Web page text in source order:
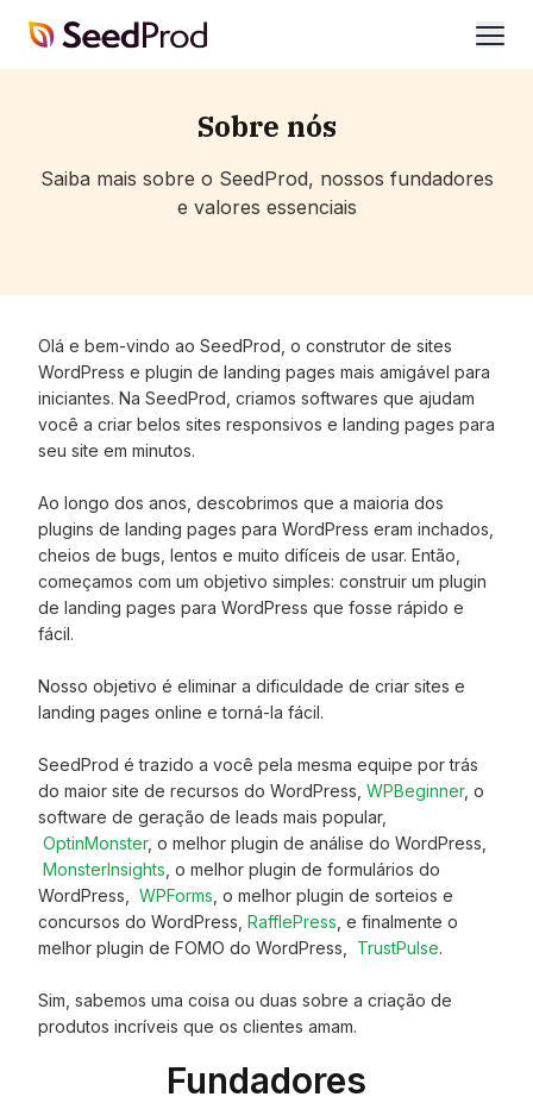
SeedProd
Sobre nós
Saiba mais sobre o SeedProd, nossos fundadores
e valores essenciais
Olá e bem-vindo ao SeedProd, o construtor de sites
WordPress e plugin de landing pages mais amigável para
iniciantes. Na SeedProd, criamos softwares que ajudam
você a criar belos sites responsivos e landing pages para
seu site em minutos.
Ao longo dos anos, descobrimos que a maioria dos
plugins de landing pages para WordPress eram inchados,
cheios de bugs, lentos e muito difíceis de usar. Então,
começamos com um objetivo simples: construir um plugin
de landing pages para WordPress que fosse rápido e
fácil.
Nosso objetivo é eliminar a dificuldade de criar sites e
landing pages online e torná-la fácil.
SeedProd é trazido a você pela mesma equipe por trás
do maior site de recursos do WordPress, WPBeginner, o
software de geração de leads mais popular,
OptinMonster, o melhor plugin de análise do WordPress,
MonsterInsights , o melhor plugin de formulários do
WordPress, WPForms , o melhor plugin de sorteios e
concursos do WordPress, RafflePress , e finalmente o
melhor plugin de FOMO do WordPress, TrustPulse.
Sim, sabemos uma coisa ou duas sobre a criação de
produtos incríveis que os clientes amam.
Fundadores